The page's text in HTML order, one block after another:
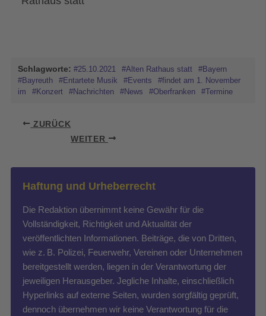
Schlagworte: #25.10.2021 #Alten Rathaus statt
#Bayern
#Bayreuth
#Entartete Musik #Events
#findet am 1. November
im
#Konzert #Nachrichten #News #Oberfranken #Termine
ZURÜCK
WEITER
Haftung und Urheberrecht
Die Redaktion übernimmt keine Gewähr für die
Vollständigkeit, Richtigkeit und Aktualität der
veröffentlichten Informationen. Beiträge, die von Dritten,
wie z. B. Polizei, Feuerwehr, Vereinen oder Unternehmen
bereitgestellt werden, liegen in der Verantwortung der
jeweiligen Herausgeber. Jegliche Inhalte, einschließlich
Hyperlinks auf externe Seiten, wurden sorgfältig geprüft,
dennoch übernehmen wir keine Verantwortung für die